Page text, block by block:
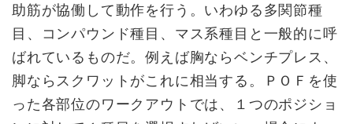
助筋が協働して動作を行う。いわゆる多関節種
目、コンパウンド種目、マス系種目と一般的に呼
ばれているものだ。例えば胸ならベンチプレス、
脚ならスクワットがこれに相当する。ＰＯＦを使
った各部位のワークアウトでは、１つのポジショ